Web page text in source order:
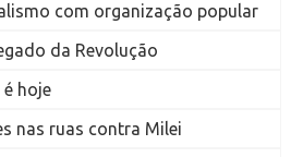
com organização popular
da Revolução
é hoje
nas ruas contra Milei